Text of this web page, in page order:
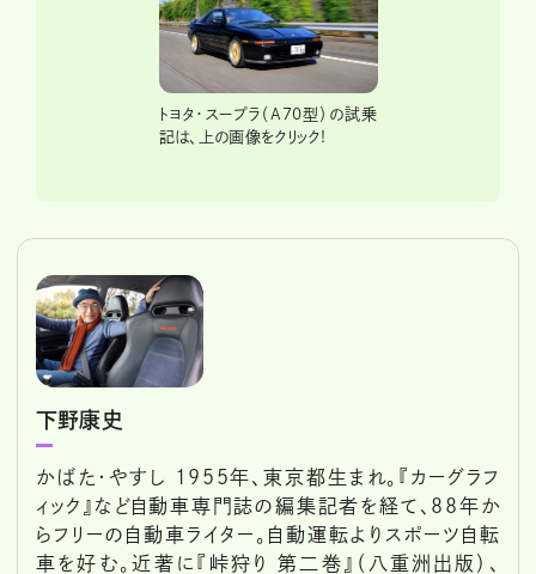
トヨタ・スープラ（A70型）の試乗
記は、上の画像をクリック!
下野康史
かばた・やすし 1955年、東京都生まれ。『カーグラフ
ィック』など自動車専門誌の編集記者を経て、88年か
らフリーの自動車ライター。自動運転よりスポーツ自転
車を好む。近著に『峠狩り 第二巻』（八重洲出版）、